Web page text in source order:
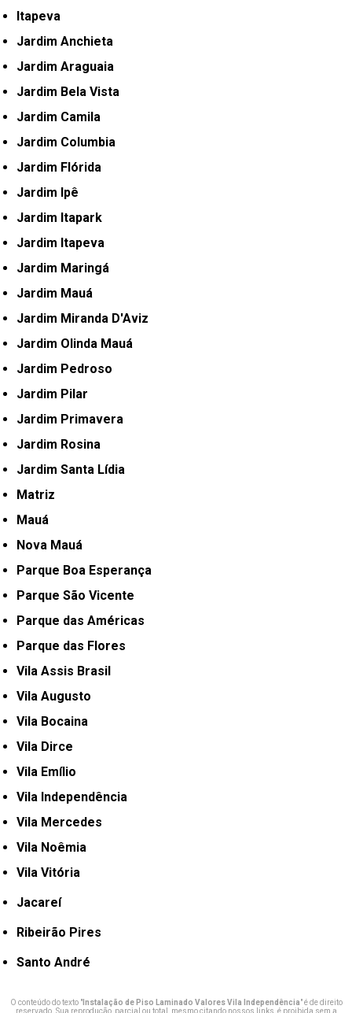
Itapeva
Jardim Anchieta
Jardim Araguaia
Jardim Bela Vista
Jardim Camila
Jardim Columbia
Jardim Flórida
Jardim Ipê
Jardim Itapark
Jardim Itapeva
Jardim Maringá
Jardim Mauá
Jardim Miranda D'Aviz
Jardim Olinda Mauá
Jardim Pedroso
Jardim Pilar
Jardim Primavera
Jardim Rosina
Jardim Santa Lídia
Matriz
Mauá
Nova Mauá
Parque Boa Esperança
Parque São Vicente
Parque das Américas
Parque das Flores
Vila Assis Brasil
Vila Augusto
Vila Bocaina
Vila Dirce
Vila Emílio
Vila Independência
Vila Mercedes
Vila Noêmia
Vila Vitória
Jacareí
Ribeirão Pires
Santo André
O conteúdo do texto "Instalação de Piso Laminado Valores Vila Independência" é de direito
reservado. Sua reprodução, parcial ou total, mesmo citando nossos links, é proibida sem a